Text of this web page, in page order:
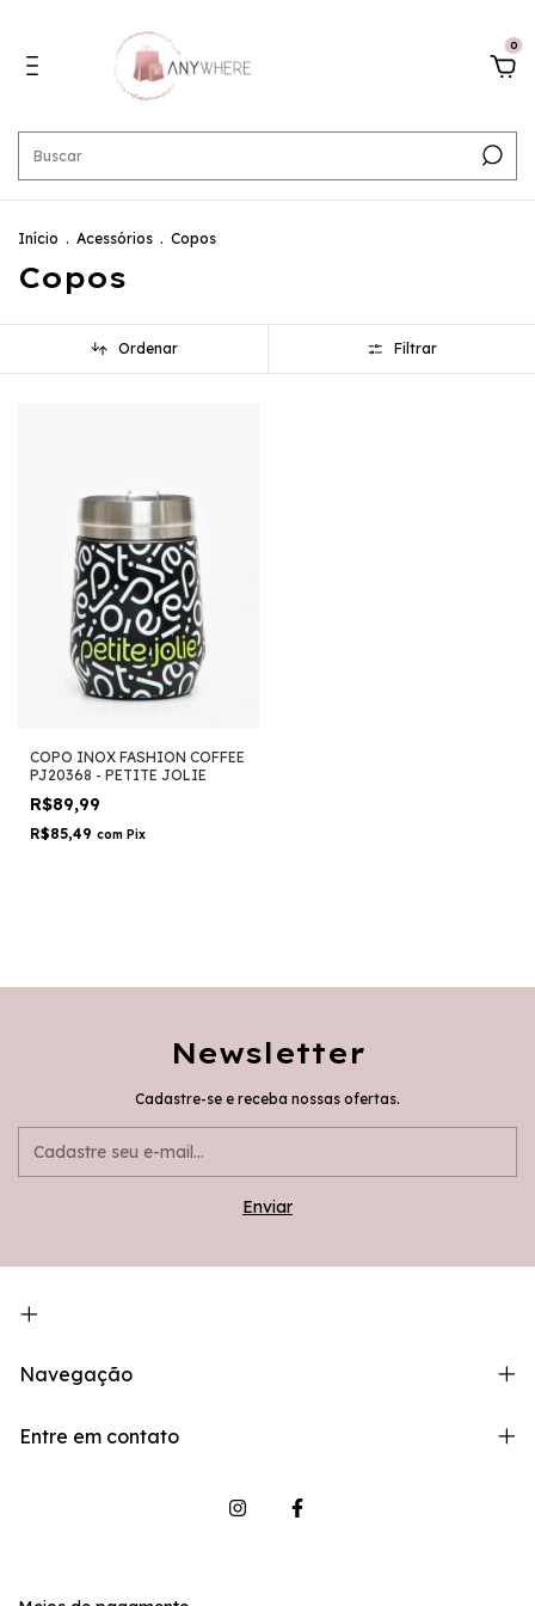
0
Início . Acessórios . Copos
Copos
Ordenar Filtrar
COPO INOX FASHION COFFEE
PJ20368 - PETITE JOLIE
R$89,99
R$85,49 com Pix
Newsletter
Cadastre-se e receba nossas ofertas.
Navegação
Entre em contato